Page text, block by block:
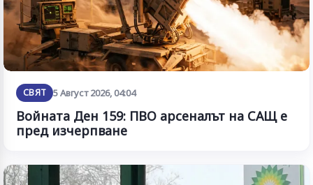
СВЯТ 5 Август 2026, 04:04
Войната Ден 159: ПВО арсеналът на САЩ е
пред изчерпване